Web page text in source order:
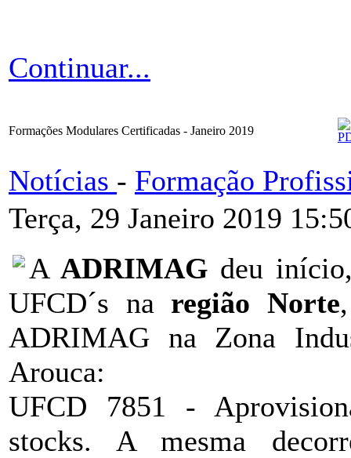
Continuar...
Formações Modulares Certificadas - Janeiro 2019
Notícias - Formação
Terça, 29 Janeiro 2019
AADRIMAG deu
UFCD´s na região Norte
ADRIMAG na Zona
Arouca:
UFCD 7851 -
stocks. A mesma